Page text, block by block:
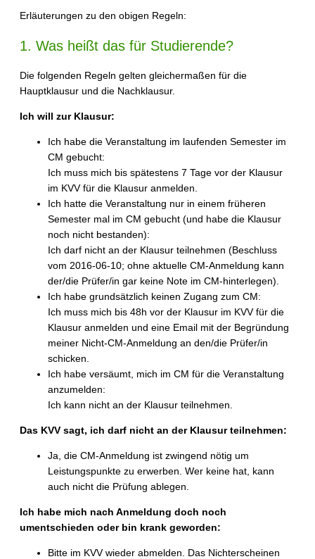
Erläuterungen zu den obigen Regeln:
1. Was heißt das für Studierende?
Die folgenden Regeln gelten gleichermaßen für die
Hauptklausur und die Nachklausur.
Ich will zur Klausur:
Ich habe die Veranstaltung im laufenden Semester im
CM gebucht:
Ich muss mich bis spätestens 7 Tage vor der Klausur
im KVV für die Klausur anmelden.
Ich hatte die Veranstaltung nur in einem früheren
Semester mal im CM gebucht (und habe die Klausur
noch nicht bestanden):
Ich darf nicht an der Klausur teilnehmen (Beschluss
vom 2016-06-10; ohne aktuelle CM-Anmeldung kann
der/die Prüfer/in gar keine Note im CM-hinterlegen).
Ich habe grundsätzlich keinen Zugang zum CM:
Ich muss mich bis 48h vor der Klausur im KVV für die
Klausur anmelden und eine Email mit der Begründung
meiner Nicht-CM-Anmeldung an den/die Prüfer/in
schicken.
Ich habe versäumt, mich im CM für die Veranstaltung
anzumelden:
Ich kann nicht an der Klausur teilnehmen.
Das KVV sagt, ich darf nicht an der Klausur teilnehmen:
Ja, die CM-Anmeldung ist zwingend nötig um
Leistungspunkte zu erwerben. Wer keine hat, kann
auch nicht die Prüfung ablegen.
Ich habe mich nach Anmeldung doch noch
umentschieden oder bin krank geworden:
Bitte im KVV wieder abmelden. Das Nichterscheinen